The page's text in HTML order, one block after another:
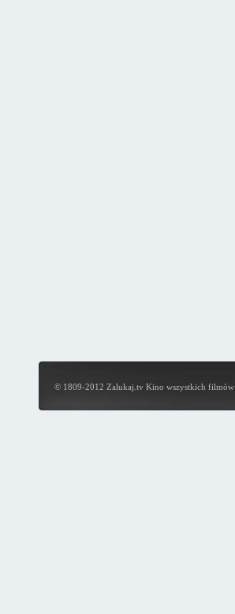
© 1809-2012 Zalukaj.tv Kino wszystkich filmów